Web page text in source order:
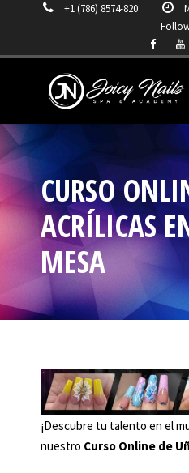
+1 (786) 8574-820
CURSO
ACRÍLICAS
MESA
¡Descubre tu talento en el
nuestro Curso Online de